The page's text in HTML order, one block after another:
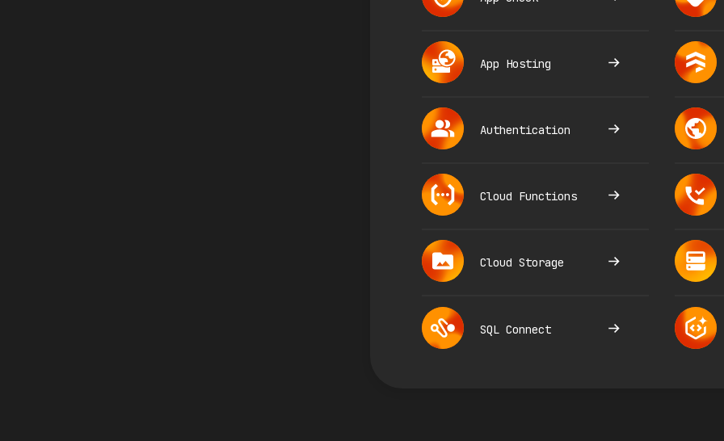
App Hosting
Authentication
Cloud Functions
Cloud Storage
SQL Connect